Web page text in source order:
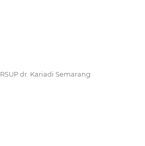
dr. Kariadi Semarang